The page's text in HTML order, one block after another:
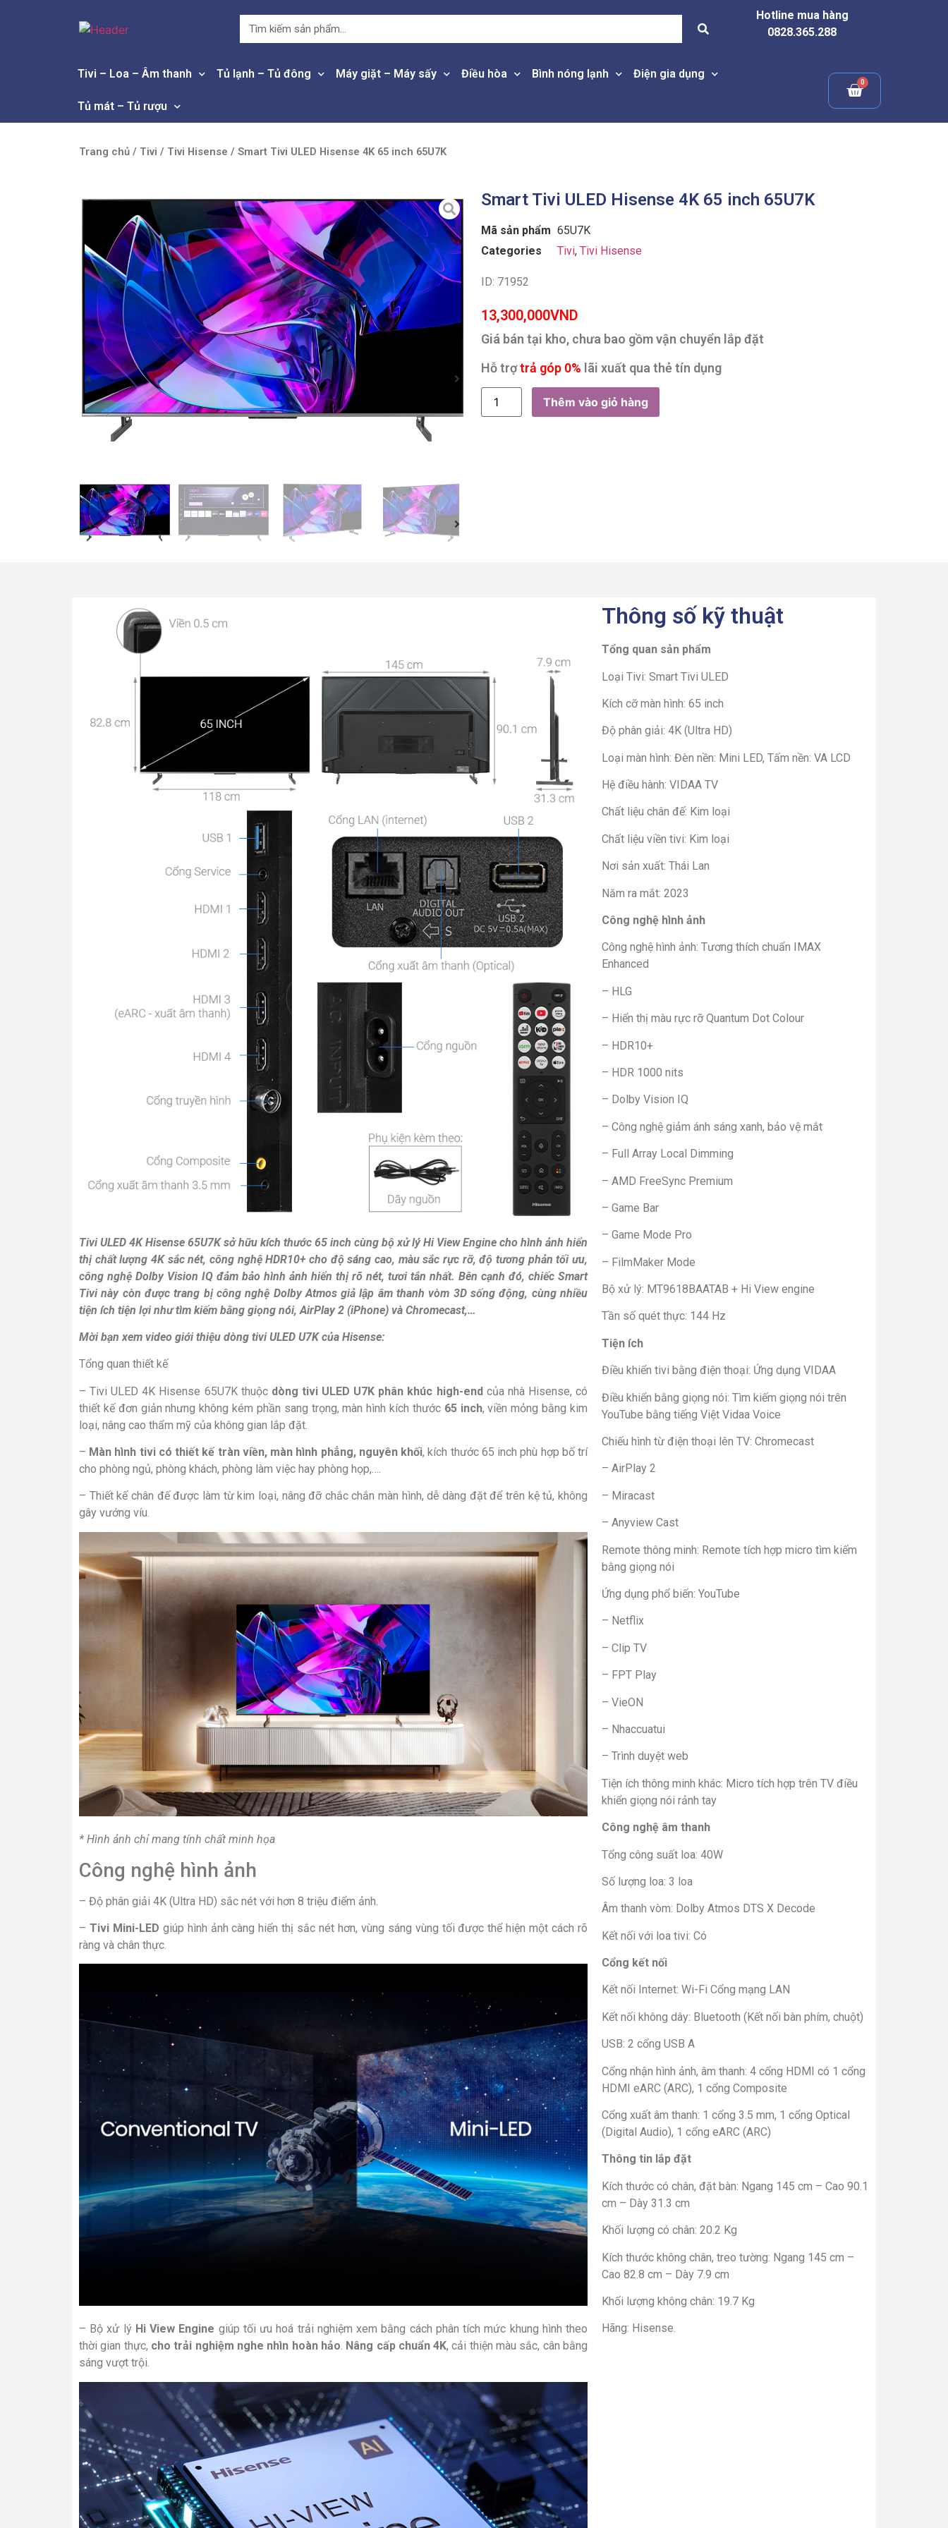
Hotline mua hàng
0828.365.288
Tivi – Loa – Âm thanh Tủ lạnh – Tủ đông Máy giặt – Máy sấy Điều hòa Bình nóng lạnh Điện gia dụng
Tủ mát – Tủ rượu
Trang chủ / Tivi / Tivi Hisense / Smart Tivi ULED Hisense 4K 65 inch 65U7K
Smart Tivi ULED Hisense 4K 65 inch 65U7K
Mã sản phẩm 65U7K
Categories
Tivi, Tivi Hisense
ID: 71952
13,300,000VND
Giá bán tại kho, chưa bao gồm vận chuyển lắp đặt
Hỗ trợtrả góp 0% lãi xuất qua thẻ tín dụng
Thêm vào giỏ hàng
Tivi ULED 4K Hisense 65U7K sở hữu kích thước 65 inch cùng bộ xử lý Hi View Engine cho hình ảnh hiển
thị chất lượng 4K sắc nét, công nghệ HDR10+ cho độ sáng cao, màu sắc rực rỡ, độ tương phản tối ưu,
công nghệ Dolby Vision IQ đảm bảo hình ảnh hiển thị rõ nét, tươi tắn nhất. Bên cạnh đó, chiếc Smart
Tivi này còn được trang bị công nghệ Dolby Atmos giả lập âm thanh vòm 3D sống động, cùng nhiều
tiện ích tiện lợi như tìm kiếm bằng giọng nói, AirPlay 2 (iPhone) và Chromecast,…
Mời bạn xem video giới thiệu dòng tivi ULED U7K của Hisense:
Tổng quan thiết kế
– Tivi ULED 4K Hisense 65U7K thuộc dòng tivi ULED U7K phân khúc high-endcủa nhà Hisense, có
thiết kế đơn giản nhưng không kém phần sang trọng, màn hình kích thước 65 inch, viền mỏng bằng kim
loại, nâng cao thẩm mỹ của không gian lắp đặt.
– Màn hình tivi có thiết kế tràn viền, màn hình phẳng, nguyên khối, kích thước 65 inch phù hợp bố trí
cho phòng ngủ, phòng khách, phòng làm việc hay phòng họp,….
– Thiết kế chân đế được làm từ kim loại, nâng đỡ chắc chắn màn hình, dễ dàng đặt để trên kệ tủ, không
gây vướng víu.
* Hình ảnh chỉ mang tính chất minh họa
Công nghệ hình ảnh
– Độ phân giải 4K (Ultra HD) sắc nét với hơn 8 triệu điểm ảnh.
– Tivi Mini-LED giúp hình ảnh càng hiển thị sắc nét hơn, vùng sáng vùng tối được thể hiện một cách rõ
ràng và chân thực.
– Bộ xử lý Hi View Engine giúp tối ưu hoá trải nghiệm xem bằng cách phân tích mức khung hình theo
thời gian thực, cho trải nghiệm nghe nhìn hoàn hảo. Nâng cấp chuẩn 4K, cải thiện màu sắc, cân bằng
sáng vượt trội.
Thông số kỹ thuật
Tổng quan sản phẩm
Loại Tivi: Smart Tivi ULED
Kích cỡ màn hình: 65 inch
Độ phân giải: 4K (Ultra HD)
Loại màn hình: Đèn nền: Mini LED, Tấm nền: VA LCD
Hệ điều hành: VIDAA TV
Chất liệu chân đế: Kim loại
Chất liệu viền tivi: Kim loại
Nơi sản xuất: Thái Lan
Năm ra mắt: 2023
Công nghệ hình ảnh
Công nghệ hình ảnh: Tương thích chuẩn IMAX
Enhanced
– HLG
– Hiển thị màu rực rỡ Quantum Dot Colour
– HDR10+
– HDR 1000 nits
– Dolby Vision IQ
– Công nghệ giảm ánh sáng xanh, bảo vệ mắt
– Full Array Local Dimming
– AMD FreeSync Premium
– Game Bar
– Game Mode Pro
– FilmMaker Mode
Bộ xử lý: MT9618BAATAB + Hi View engine
Tần số quét thực: 144 Hz
Tiện ích
Điều khiển tivi bằng điện thoại: Ứng dụng VIDAA
Điều khiển bằng giọng nói: Tìm kiếm giọng nói trên
YouTube bằng tiếng Việt Vidaa Voice
Chiếu hình từ điện thoại lên TV: Chromecast
– AirPlay 2
– Miracast
– Anyview Cast
Remote thông minh: Remote tích hợp micro tìm kiếm
bằng giọng nói
Ứng dụng phổ biến: YouTube
– Netflix
– Clip TV
– FPT Play
– VieON
– Nhaccuatui
– Trình duyệt web
Tiện ích thông minh khác: Micro tích hợp trên TV điều
khiển giọng nói rảnh tay
Công nghệ âm thanh
Tổng công suất loa: 40W
Số lượng loa: 3 loa
Âm thanh vòm: Dolby Atmos DTS X Decode
Kết nối với loa tivi: Có
Cổng kết nối
Kết nối Internet: Wi-Fi Cổng mạng LAN
Kết nối không dây: Bluetooth (Kết nối bàn phím, chuột)
USB: 2 cổng USB A
Cổng nhận hình ảnh, âm thanh: 4 cổng HDMI có 1 cổng
HDMI eARC (ARC), 1 cổng Composite
Cổng xuất âm thanh: 1 cổng 3.5 mm, 1 cổng Optical
(Digital Audio), 1 cổng eARC (ARC)
Thông tin lắp đặt
Kích thước có chân, đặt bàn: Ngang 145 cm – Cao 90.1
cm – Dày 31.3 cm
Khối lượng có chân: 20.2 Kg
Kích thước không chân, treo tường: Ngang 145 cm –
Cao 82.8 cm – Dày 7.9 cm
Khối lượng không chân: 19.7 Kg
Hãng: Hisense.